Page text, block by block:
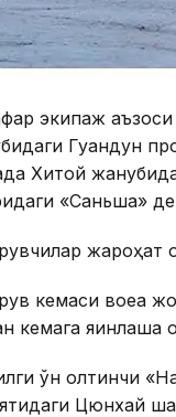
экипаж
Гуандун
Хитой
«Саньша»
жароҳат
кемаси воқеа
кемага яқинлаша
ўн олтинчи
Цюнхай